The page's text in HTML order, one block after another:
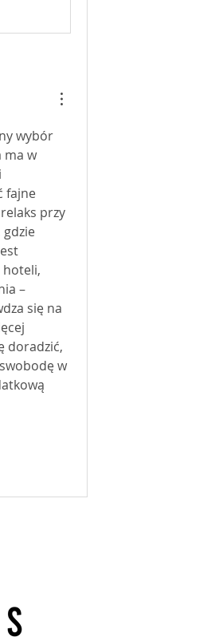
wybór
ma w
fajne
przy
gdzie
hoteli,
–
się na
doradzić,
w